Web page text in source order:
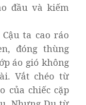
đầu và kiếm
ta cao ráo
đóng thùng
áo gió không
Vắt chéo từ
của chiếc cặp